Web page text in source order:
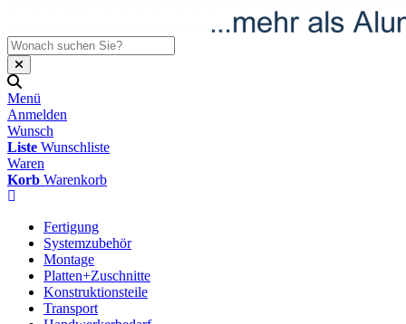
Menü
Anmelden
Wunsch
Liste Wunschliste
Waren
Korb Warenkorb
Fertigung
Systemzubehör
Montage
Platten+Zuschnitte
Konstruktionsteile
Transport